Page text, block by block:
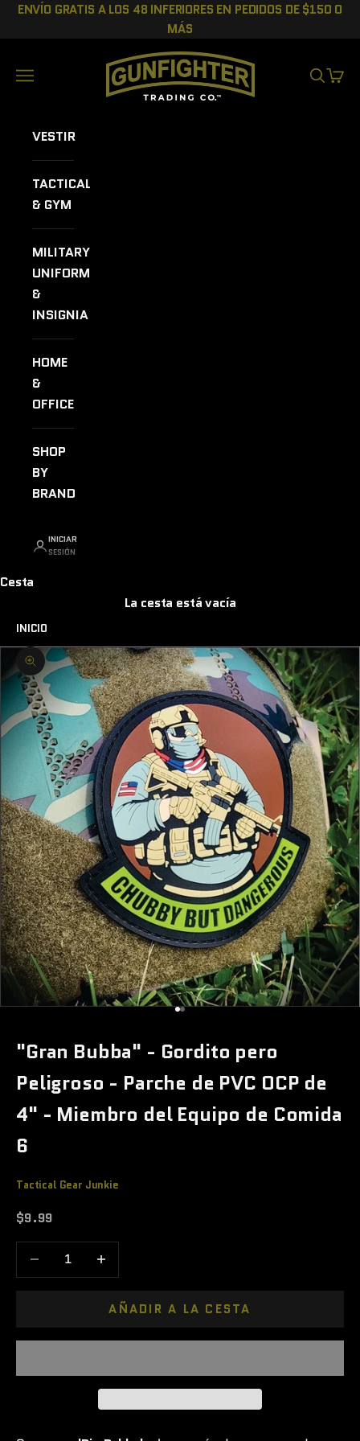
Ir al contenido
ENVÍO GRATIS A LOS 48 INFERIORES EN PEDIDOS DE $150 O
MÁS
GUNFIGHTER TRADING CO.
Menú
BUSCAR
VESTIR
TACTICAL
& GYM
MILITARY
UNIFORMS
&
INSIGNIA
HOME
&
OFFICE
SHOP
BY
BRAND
INICIAR
SESIÓN
Cesta
La cesta está vacía
INICIO
Zoom
Ir al artículo 1
Ir al artículo 2
"Gran Bubba" - Gordito pero
Peligroso - Parche de PVC OCP de
4" - Miembro del Equipo de Comida
6
Tactical Gear Junkie
Precio de oferta
$9.99
Reducir cantidadAumentar cantidad
AÑADIR A LA CESTA